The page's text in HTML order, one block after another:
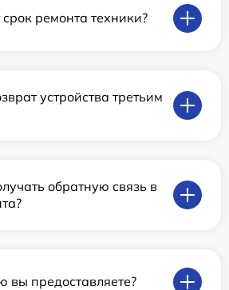
срок ремонта техники?
устройства третьим
обратную связь в
вы предоставляете?